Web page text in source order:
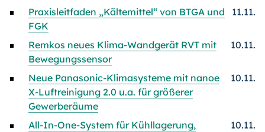
Praxisleitfaden „Kältemittel“ von BTGA und
FGK
11.11.
Remkos neues Klima-Wandgerät RVT mit
Bewegungssensor
10.11.
Neue Panasonic-Klimasysteme mit nanoe
X-Luftreinigung 2.0 u.a. für größerer
Gewerberäume
10.11.
All-In-One-System für Kühllagerung,
10.11.